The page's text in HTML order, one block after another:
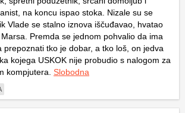
na koncu ispao stoka. Nizale su se
Vlade se stalno iznova iščuđavao, hvatao
Premda se jednom pohvalio da ima
prepoznati tko je dobar, a tko loš, on jedva
kojega USKOK nije probudio s nalogom za
kompjutera. Slobodna